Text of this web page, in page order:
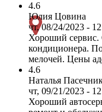
4.6
Юлия Цовина
чт, 08/24/2023 -
Хороший сервис.
кондиционера.
мелочей. Цены
4.6
Наталья
чт, 09/21/2023 -
Хороший